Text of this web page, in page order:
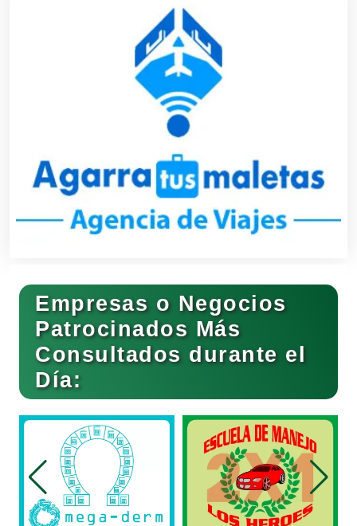
Banquetes
Bares y Cantinas
Basculas
Bebidas
Belleza
Bordados y Estampados
Empresas o Negocios
Patrocinados Más
Consultados durante el
Día: